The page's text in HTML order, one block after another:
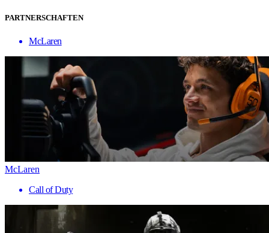
PARTNERSCHAFTEN
McLaren
McLaren
Call of Duty